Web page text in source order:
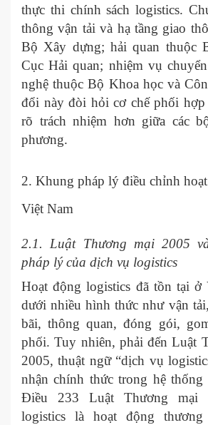
thực thi chính sách logistics.
thông vận tải và hạ tầng giao
Bộ Xây dựng; hải quan thuộc
Cục Hải quan; nhiệm vụ
nghệ thuộc Bộ Khoa học và
đổi này đòi hỏi cơ chế phối
rõ trách nhiệm hơn giữa các
phương.
2. Khung pháp lý điều chỉnh
Việt Nam
2.1. Luật Thương mại 2005
pháp lý của dịch vụ logistics
Hoạt động logistics đã tồn tại ở
dưới nhiều hình thức như vận
bãi, thông quan, đóng gói,
phối. Tuy nhiên, phải đến Luật
2005, thuật ngữ “dịch vụ
nhận chính thức trong hệ thống
Điều 233 Luật Thương mại
logistics là hoạt động